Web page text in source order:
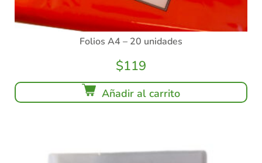
Folios A4 – 20 unidades
$119
Añadir al carrito